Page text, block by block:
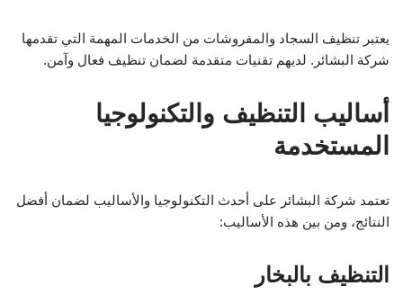
يعتبر تنظيف السجاد والمفروشات من الخدمات المهمة التي تقدمها
شركة البشائر. لديهم تقنيات متقدمة لضمان تنظيف فعال وآمن.
أساليب التنظيف والتكنولوجيا
المستخدمة
تعتمد شركة البشائر على أحدث التكنولوجيا والأساليب لضمان أفضل
النتائج، ومن بين هذه الأساليب:
التنظيف بالبخار